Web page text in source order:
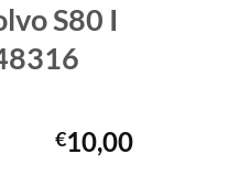
S80 I
€10,00